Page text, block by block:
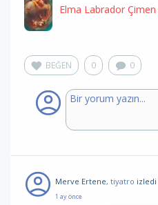
Elma Labrador Çimen
BEĞEN 0 0
Merve Ertene, tiyatro izledi
1 ay önce